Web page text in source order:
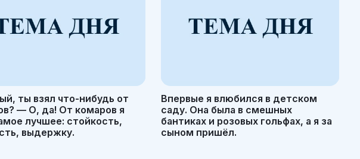
ты взял что-нибудь от
— О, да! От комаров я
лучшее: стойкость,
выдержку.
Впервые я влюбился в детском
саду. Она была в смешных
бантиках и розовых гольфах, а я за
сыном пришёл.